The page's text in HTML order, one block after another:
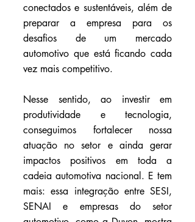
conectados e sustentáveis, além de
preparar a empresa para os
desafios de um mercado
automotivo que está ficando cada
vez mais competitivo.
Nesse sentido, ao investir em
produtividade e tecnologia,
conseguimos fortalecer nossa
atuação no setor e ainda gerar
impactos positivos em toda a
cadeia automotiva nacional. E tem
mais: essa integração entre SESI,
SENAI e empresas do setor